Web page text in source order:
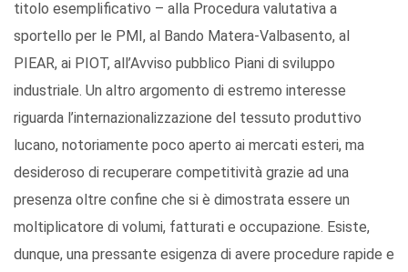
titolo esemplificativo – alla Procedura valutativa a
sportello per le PMI, al Bando Matera-Valbasento, al
PIEAR, ai PIOT, all’Avviso pubblico Piani di sviluppo
industriale. Un altro argomento di estremo interesse
riguarda l’internazionalizzazione del tessuto produttivo
lucano, notoriamente poco aperto ai mercati esteri, ma
desideroso di recuperare competitività grazie ad una
presenza oltre confine che si è dimostrata essere un
moltiplicatore di volumi, fatturati e occupazione. Esiste,
dunque, una pressante esigenza di avere procedure rapide e